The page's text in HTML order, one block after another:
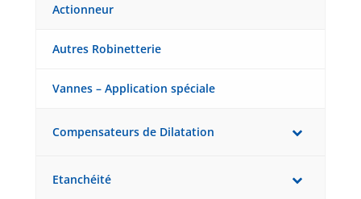
Actionneur
Autres Robinetterie
Vannes – Application spéciale
Compensateurs de Dilatation
Etanchéité